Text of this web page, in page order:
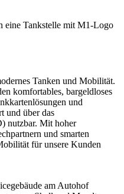
Tanken und Mobilität.
komfortables, bargeldloses
und
und über das
nutzbar. Mit hoher
und smarten
für unsere Kunden